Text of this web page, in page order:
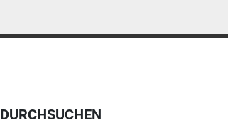
DURCHSUCHEN